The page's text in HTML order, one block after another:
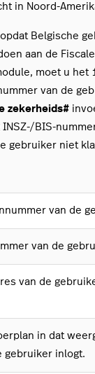
in Noord-
Belgische
aan de Fiscale
moet u het
van de
zekerheids#
INSZ-/BIS-
gebruiker niet
van de
van de
van de
in dat
gebruiker inlogt.